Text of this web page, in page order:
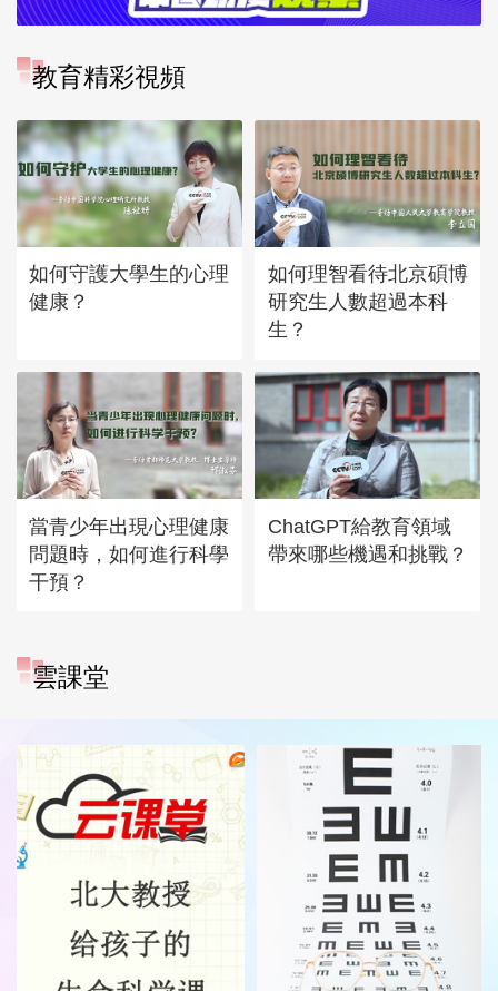
教育精彩視頻
如何守護大學生的心理
健康？
如何理智看待北京碩博
研究生人數超過本科
生？
當青少年出現心理健康
問題時，如何進行科學
干預？
ChatGPT給教育領域
帶來哪些機遇和挑戰？
雲課堂